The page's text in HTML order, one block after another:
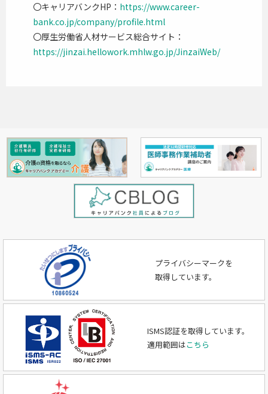
〇キャリアバンクHP： https://www.career-
bank.co.jp/company/profile.html
〇厚生労働省人材サービス総合サイト：
https://jinzai.hellowork.mhlw.go.jp/JinzaiWeb/
プライバシーマークを
取得しています。
ISMS認証を取得しています。
適用範囲はこちら